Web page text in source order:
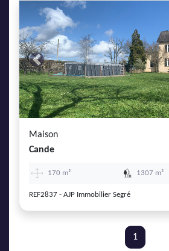
Previous
Maison
Cande
170 m² 1307 m²
REF2837 - AJP Immobilier Segré
1